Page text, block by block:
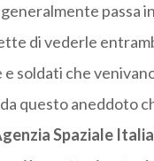
passa
di vederle
soldati che
questo aneddoto
Spaziale